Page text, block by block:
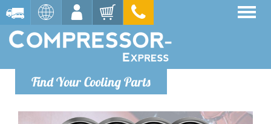
Find Your Cooling Parts